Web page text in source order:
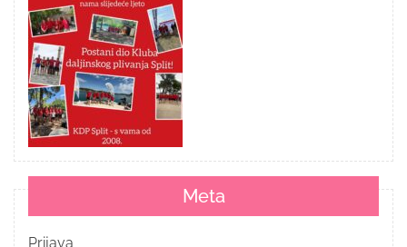
Meta
Prijava